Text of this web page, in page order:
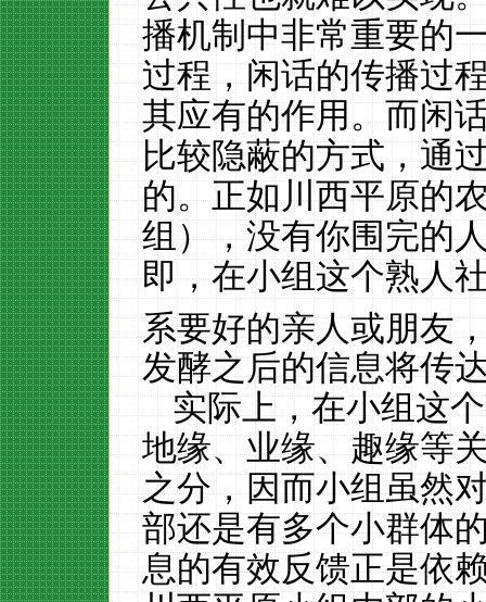
播机制中非常重要的
过程，闲话的传播过
其应有的作用。而闲
比较隐蔽的方式，通
的。正如川西平原的
组），没有你围完的
即，在小组这个熟人
系要好的亲人或朋友
发酵之后的信息将传
实际上，在小组这
地缘、业缘、趣缘等
之分，因而小组虽然
部还是有多个小群体
息的有效反馈正是依